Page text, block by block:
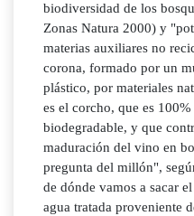
biodiversidad de los
Zonas Natura 2000) y
materias auxiliares no
corona, formado por un
plástico, por materiales
es el corcho, que es
biodegradable, y que
maduración del vino en
pregunta del millón",
de dónde vamos a sacar
agua tratada proveniente